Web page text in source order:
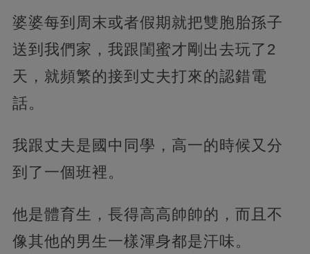
婆婆每到周末或者假期就把雙胞胎孫子
送到我們家，我跟閨蜜才剛出去玩了2
天，就頻繁的接到丈夫打來的認錯電
話。
我跟丈夫是國中同學，高一的時候又分
到了一個班裡。
他是體育生， 長得高高帥帥的，而且不
像其他的男生一樣渾身都是汗味。